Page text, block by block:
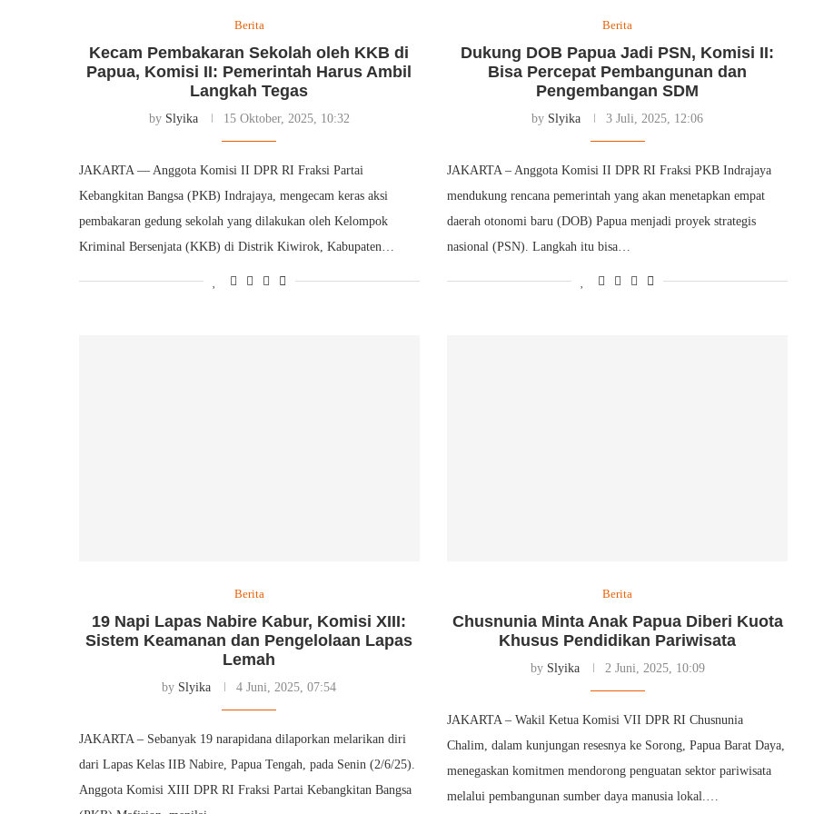
Berita
Kecam Pembakaran Sekolah oleh KKB di
Papua, Komisi II: Pemerintah Harus Ambil
Langkah Tegas
by Slyika 15 Oktober, 2025, 10:32
JAKARTA — Anggota Komisi II DPR RI Fraksi Partai
Kebangkitan Bangsa (PKB) Indrajaya, mengecam keras aksi
pembakaran gedung sekolah yang dilakukan oleh Kelompok
Kriminal Bersenjata (KKB) di Distrik Kiwirok, Kabupaten…
Berita
Dukung DOB Papua Jadi PSN, Komisi II:
Bisa Percepat Pembangunan dan
Pengembangan SDM
by Slyika 3 Juli, 2025, 12:06
JAKARTA – Anggota Komisi II DPR RI Fraksi PKB Indrajaya
mendukung rencana pemerintah yang akan menetapkan empat
daerah otonomi baru (DOB) Papua menjadi proyek strategis
nasional (PSN). Langkah itu bisa…
Berita
19 Napi Lapas Nabire Kabur, Komisi XIII:
Sistem Keamanan dan Pengelolaan Lapas
Lemah
by Slyika 4 Juni, 2025, 07:54
JAKARTA – Sebanyak 19 narapidana dilaporkan melarikan diri
dari Lapas Kelas IIB Nabire, Papua Tengah, pada Senin (2/6/25).
Anggota Komisi XIII DPR RI Fraksi Partai Kebangkitan Bangsa
Berita
Chusnunia Minta Anak Papua Diberi Kuota
Khusus Pendidikan Pariwisata
by Slyika 2 Juni, 2025, 10:09
JAKARTA – Wakil Ketua Komisi VII DPR RI Chusnunia
Chalim, dalam kunjungan resesnya ke Sorong, Papua Barat Daya,
menegaskan komitmen mendorong penguatan sektor pariwisata
melalui pembangunan sumber daya manusia lokal.…